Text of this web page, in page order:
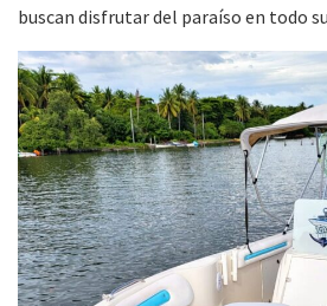
buscan disfrutar del paraíso en todo